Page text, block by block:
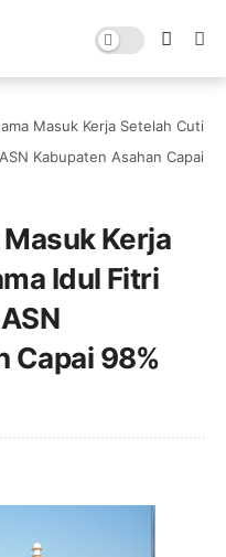
Masuk Kerja Setelah Cuti
Kabupaten Asahan Capai
Kerja
Idul Fitri
Capai 98%